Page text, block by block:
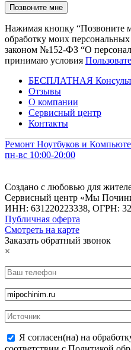
Нажимая кнопку “Позвоните
обработку моих
законом №152-ФЗ “О
принимаю условия
БЕСПЛАТНАЯ
Отзывы
О компании
Сервисный центр
Контакты
Ремонт Ноутбуков и
пн-вс 10:00-20:00
Создано с любовью для
Сервисный центр «Мы
ИНН: 631220223338, ОГРН:
Публичная оферта
Смотреть на карте
Заказать обратный звонок
×
Я согласен(на) на